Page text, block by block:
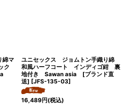
綿マ
ク
ユニセックス ジョムトン手織り綿
和風ハーフコート インディゴ紺 裏
地付き Sawan asia [ブランド直
送] [JFS-135-03]
16,489円(税込)